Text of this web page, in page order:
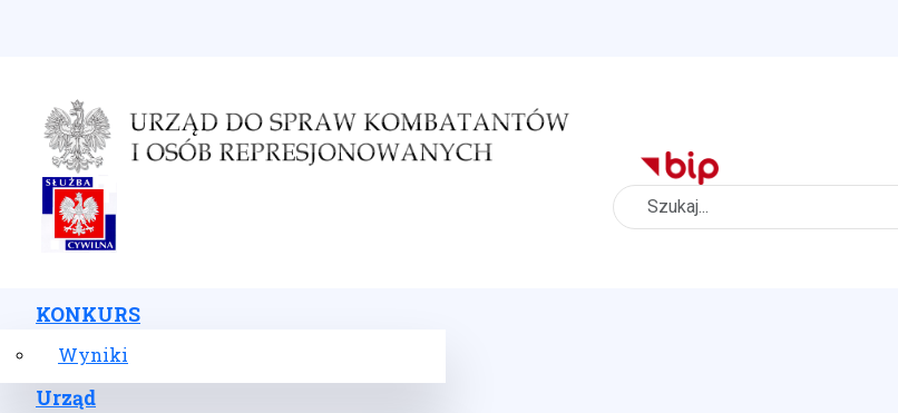
Szukaj
KONKURS
Wyniki
Urząd